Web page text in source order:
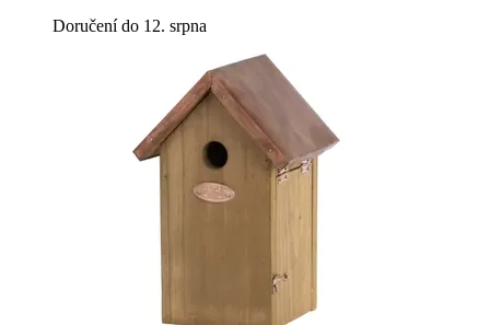
Doručení do 12. srpna